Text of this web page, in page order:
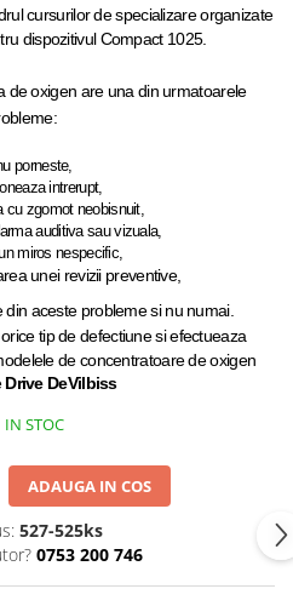
cursurilor de specializare organizate
dispozitivul Compact 1025.
de oxigen are una din urmatoarele
porneste,
intrerupt,
cu zgomot neobisnuit,
auditiva sau vizuala,
miros nespecific,
unei revizii preventive,
aceste probleme si nu numai.
tip de defectiune si efectueaza
de concentratoare de oxigen
Drive DeVilbiss
IN STOC
ADAUGA IN COS
527-525ks
0753 200 746